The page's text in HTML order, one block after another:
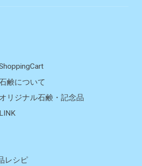
鹸について
オリジナル石鹸・記念品
LINK
レシピ